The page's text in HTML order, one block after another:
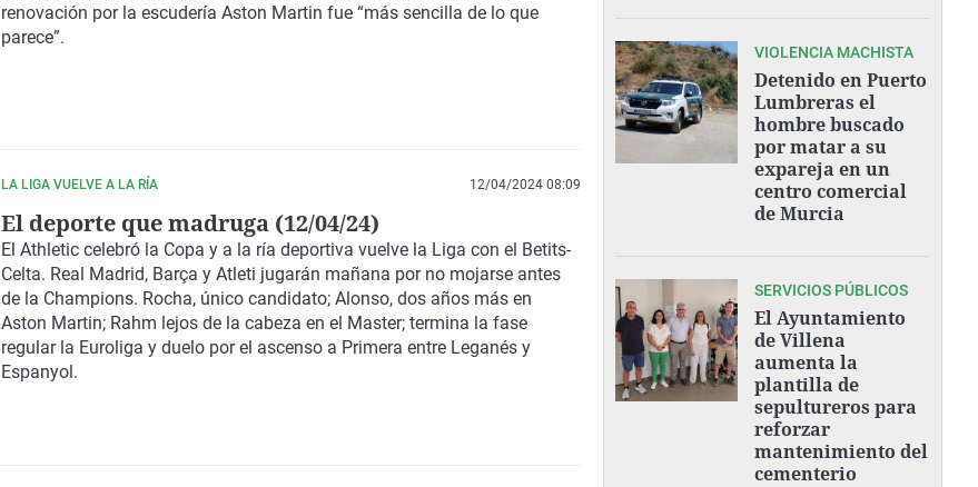
renovación por la escudería Aston Martin fue “más sencilla de lo que
parece”.
LA LIGA VUELVE A LA RÍA 12/04/2024 08:09
El deporte que madruga (12/04/24)
El Athletic celebró la Copa y a la ría deportiva vuelve la Liga con el Betits-
Celta. Real Madrid, Barça y Atleti jugarán mañana por no mojarse antes
de la Champions. Rocha, único candidato; Alonso, dos años más en
Aston Martin; Rahm lejos de la cabeza en el Master; termina la fase
regular la Euroliga y duelo por el ascenso a Primera entre Leganés y
Espanyol.
VIOLENCIA MACHISTA
Detenido en Puerto
Lumbreras el
hombre buscado
por matar a su
expareja en un
centro comercial
de Murcia
SERVICIOS PÚBLICOS
El Ayuntamiento
de Villena
aumenta la
plantilla de
sepultureros para
reforzar
mantenimiento del
cementerio